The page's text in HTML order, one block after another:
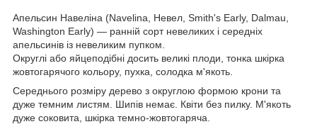
Апельсин Навеліна (Navelina, Невел, Smith's Early, Dalmau,
Washington Early) — ранній сорт невеликих і середніх
апельсинів із невеликим пупком.
Округлі або яйцеподібні досить великі плоди, тонка шкірка
жовтогарячого кольору, пухка, солодка м'якоть.
Середнього розміру дерево з округлою формою крони та
дуже темним листям. Шипів немає. Квіти без пилку. М'якоть
дуже соковита, шкірка темно-жовтогаряча.